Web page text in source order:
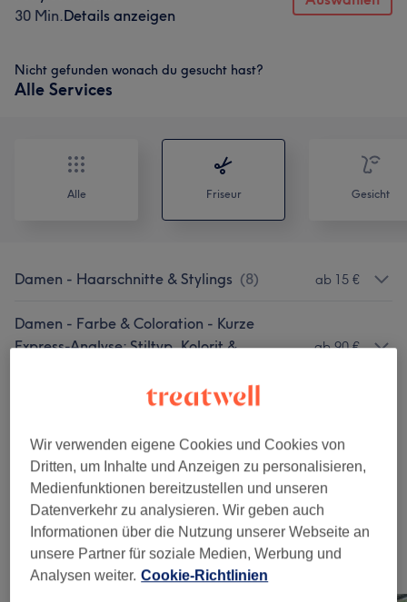
30 Min.Details anzeigen
Nicht gefunden wonach du gesucht hast?
Alle Services
Alle Friseur Gesicht
Damen - Haarschnitte & Stylings (8) ab 15 €
Damen - Farbe & Coloration - Kurze
Express-Analyse: Stiltyp, Kolorit &
ab 90 €
Kinder - Haarschnitte & Stylings ab 35 €
Haarverlängerung (1)
Unsere Arbeit
Bild anklicken für weitere Details
Wir verwenden eigene Cookies und Cookies von
Dritten, um Inhalte und Anzeigen zu personalisieren,
Medienfunktionen bereitzustellen und unseren
Datenverkehr zu analysieren. Wir geben auch
Informationen über die Nutzung unserer Webseite an
unsere Partner für soziale Medien, Werbung und
Analysen weiter. Cookie-Richtlinien